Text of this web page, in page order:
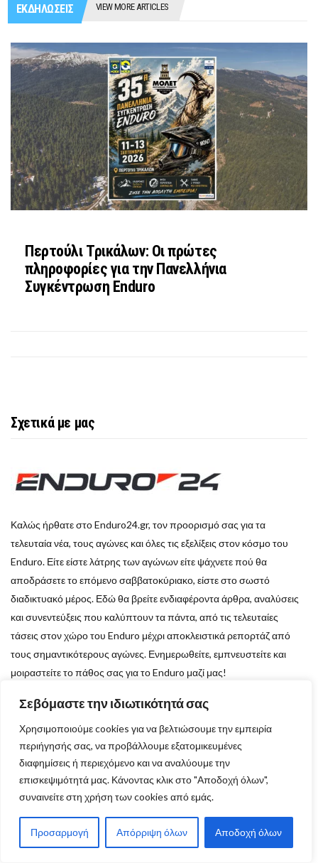
Σεβόμαστε την ιδιωτικότητά σας
Χρησιμοποιούμε cookies για να βελτιώσουμε την εμπειρία
περιήγησής σας, να προβάλλουμε εξατομικευμένες
διαφημίσεις ή περιεχόμενο και να αναλύουμε την
επισκεψιμότητά μας. Κάνοντας κλικ στο "Αποδοχή όλων",
συναινείτε στη χρήση των cookies από εμάς.
Προσαρμογή Απόρριψη όλων Αποδοχή όλων
ΕΚΔΗΛΩΣΕΙΣ VIEW MORE ARTICLES
Περτούλι Τρικάλων: Οι πρώτες
πληροφορίες για την Πανελλήνια
Συγκέντρωση Enduro
Σχετικά με μας
Καλώς ήρθατε στο Enduro24.gr, τον προορισμό σας για τα
τελευταία νέα, τους αγώνες και όλες τις εξελίξεις στον κόσμο του
Enduro. Είτε είστε λάτρης των αγώνων είτε ψάχνετε πού θα
αποδράσετε το επόμενο σαββατοκύριακο, είστε στο σωστό
διαδικτυακό μέρος. Εδώ θα βρείτε ενδιαφέροντα άρθρα, αναλύσεις
και συνεντεύξεις που καλύπτουν τα πάντα, από τις τελευταίες
τάσεις στον χώρο του Enduro μέχρι αποκλειστικά ρεπορτάζ από
τους σημαντικότερους αγώνες. Ενημερωθείτε, εμπνευστείτε και
μοιραστείτε το πάθος σας για το Enduro μαζί μας!
Δες ακόμα:
Τα κορυφαία άρθρα